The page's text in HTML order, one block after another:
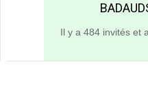
Il y a 484 invités et